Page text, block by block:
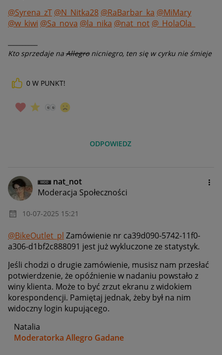
@Syrena_zT @N_Nitka28 @RaBarbar_ka @MiMary
@w_kiwi @Sa_nova @la_nika @nat_not @_HolaOla_
Kto sprzedaje na Allegronicniegro, ten się w cyrku nie śmieje
0 W PUNKT!
ODPOWIEDZ
nat_not
Moderacja Społeczności
‎10-07-2025 15:21
@BikeOutlet_pl Zamówienie nr ca39d090-5742-11f0-
a306-d1bf2c888091 jest już wykluczone ze statystyk.
Jeśli chodzi o drugie zamówienie, musisz nam przesłać
potwierdzenie, że opóźnienie w nadaniu powstało z
winy klienta. Może to być zrzut ekranu z widokiem
korespondencji. Pamiętaj jednak, żeby był na nim
widoczny login kupującego.
Natalia
Moderatorka Allegro Gadane